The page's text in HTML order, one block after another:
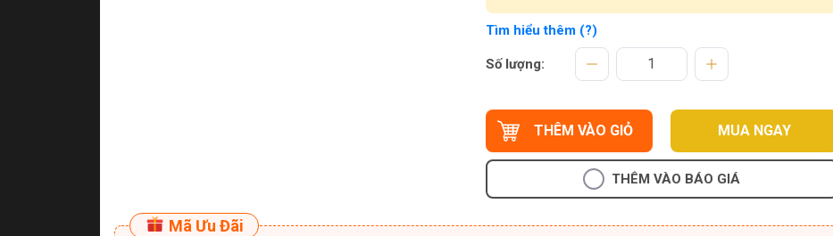
Tìm hiểu thêm (?)
Số lượng:
THÊM VÀO GIỎ MUA NGAY
THÊM VÀO BÁO GIÁ
Mã Ưu Đãi